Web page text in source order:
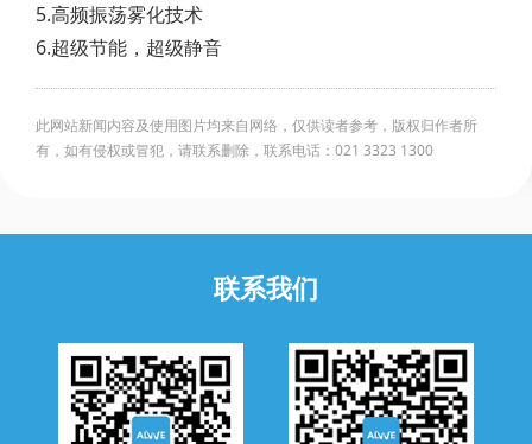
5.高频振荡雾化技术
6.超级节能，超级静音
此网站新闻内容及使用图片均来自网络，仅供读者参考，版权归作者所
有，如有侵权或冒犯，请联系删除，联系电话：021 3323 1300
联系我们